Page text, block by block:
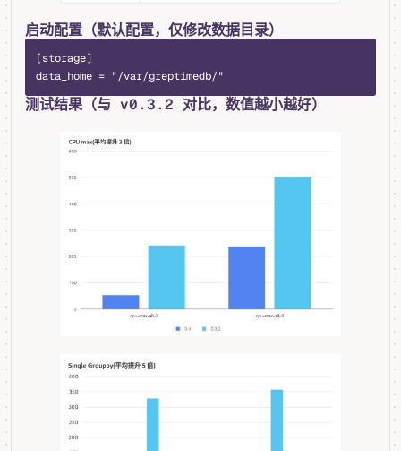
启动配置（默认配置，仅修改数据目录）
[storage]
data_home = "/var/greptimedb/"
测试结果（与 v0.3.2 对比，数值越小越好）